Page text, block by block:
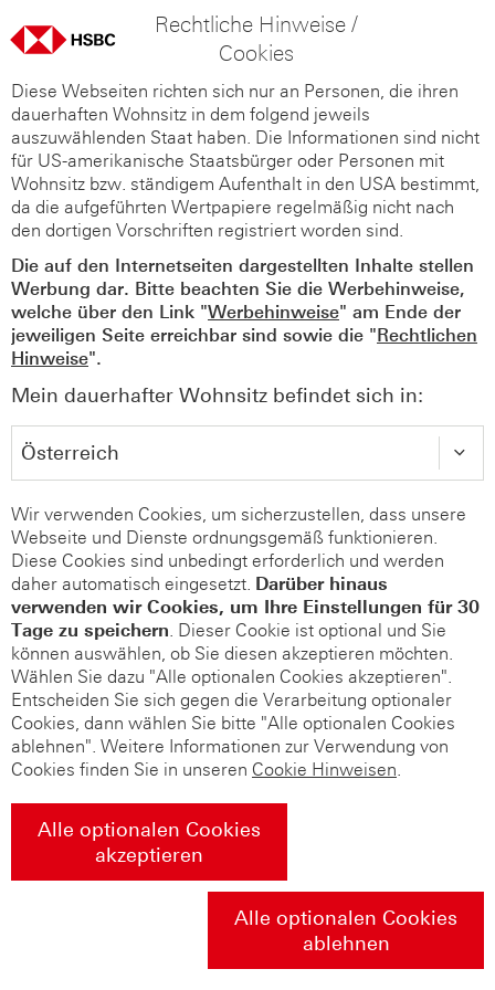
Rechtliche Hinweise /
Cookies
Diese Webseiten richten sich nur an Personen, die ihren
dauerhaften Wohnsitz in dem folgend jeweils
auszuwählenden Staat haben. Die Informationen sind nicht
für US-amerikanische Staatsbürger oder Personen mit
Wohnsitz bzw. ständigem Aufenthalt in den USA bestimmt,
da die aufgeführten Wertpapiere regelmäßig nicht nach
den dortigen Vorschriften registriert worden sind.
Die auf den Internetseiten dargestellten Inhalte stellen
Werbung dar. Bitte beachten Sie die Werbehinweise,
welche über den Link "Werbehinweise" am Ende der
jeweiligen Seite erreichbar sind sowie die "Rechtlichen
Hinweise".
Mein dauerhafter Wohnsitz befindet sich in:
Wir verwenden Cookies, um sicherzustellen, dass unsere
Webseite und Dienste ordnungsgemäß funktionieren.
Diese Cookies sind unbedingt erforderlich und werden
daher automatisch eingesetzt. Darüber hinaus
verwenden wir Cookies, um Ihre Einstellungen für 30
Tage zu speichern. Dieser Cookie ist optional und Sie
können auswählen, ob Sie diesen akzeptieren möchten.
Wählen Sie dazu "Alle optionalen Cookies akzeptieren".
Entscheiden Sie sich gegen die Verarbeitung optionaler
Cookies, dann wählen Sie bitte "Alle optionalen Cookies
ablehnen". Weitere Informationen zur Verwendung von
Cookies finden Sie in unseren Cookie Hinweisen.
Alle optionalen Cookies
akzeptieren
Alle optionalen Cookies
ablehnen